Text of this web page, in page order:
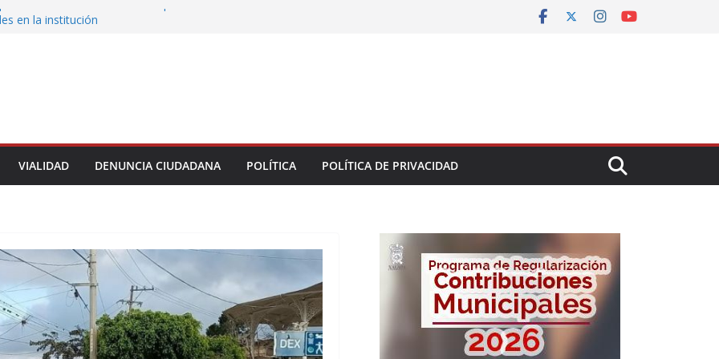
de la UPAV insisten en presuntas
de Veracruz la cultura de la prevención
municipio
VIALIDAD DENUNCIA CIUDADANA POLÍTICA POLÍTICA DE PRIVACIDAD